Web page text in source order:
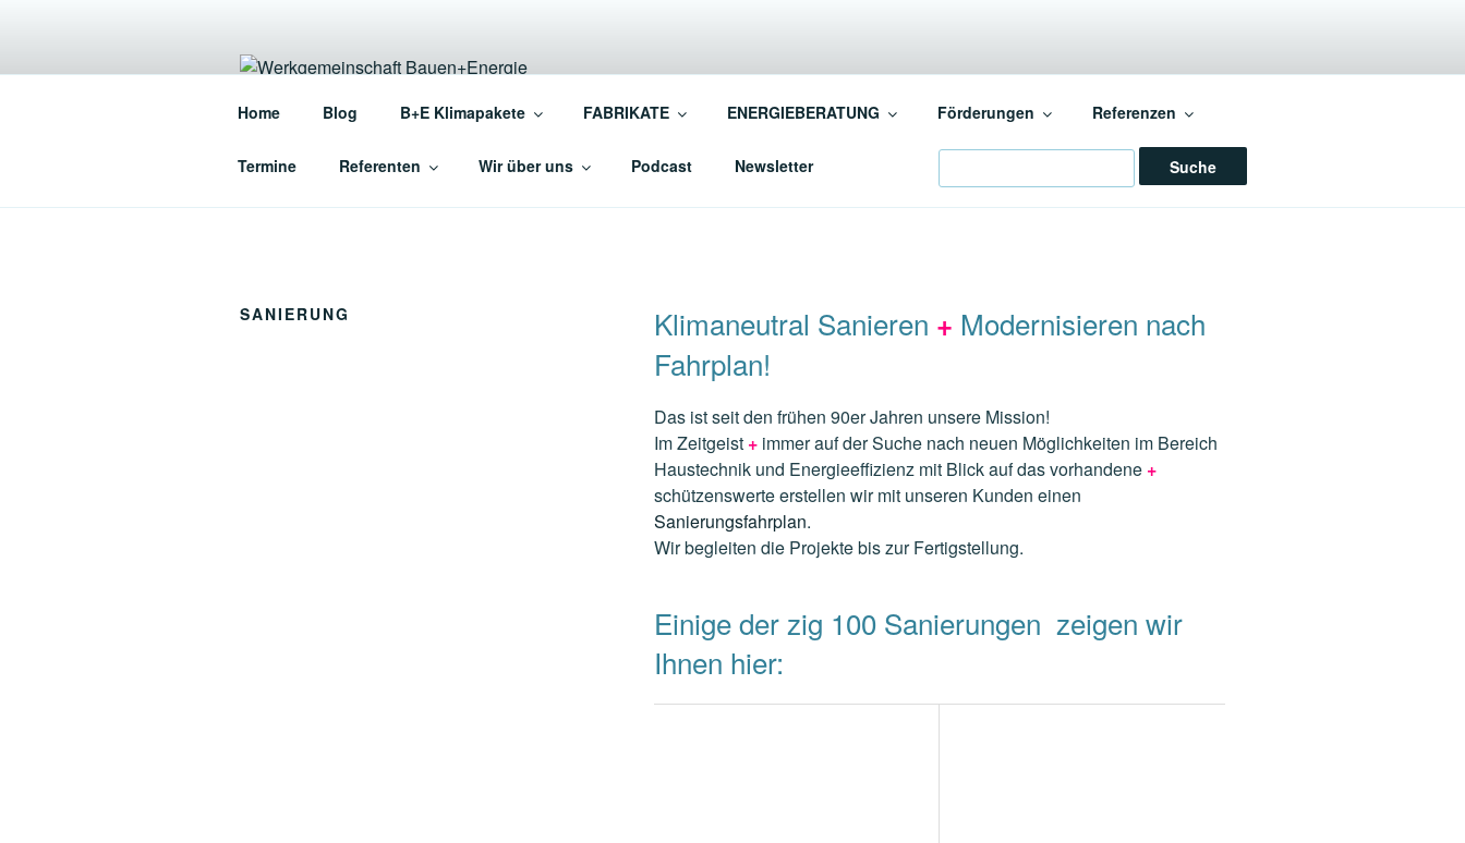
WERKGEMEINSCHAFT BAUEN+ENERGIE
Home Blog B+E Klimapakete FABRIKATE ENERGIEBERATUNG Förderungen Referenzen
Termine Referenten Wir über uns Podcast Search
Newsletter
SANIERUNG Klimaneutral Sanieren + Modernisieren nach
Fahrplan!
Das ist seit den frühen 90er Jahren unsere Mission!
Im Zeitgeist +immer auf der Suche nach neuen Möglichkeiten im Bereich
Haustechnik und Energieeffizienz mit Blick auf das vorhandene +
schützenswerte erstellen wir mit unseren Kunden einen
Sanierungsfahrplan.
Wir begleiten die Projekte bis zur Fertigstellung.
Einige der zig 100 Sanierungen zeigen wir
Ihnen hier: